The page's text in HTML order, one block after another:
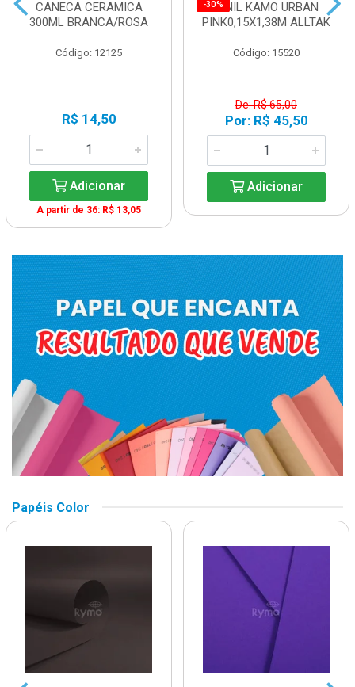
CANECA CERAMICA
300ML BRANCA/ROSA
Código: 12125
R$ 14,50
Adicionar
A partir de 36: R$ 13,05
-30%VINIL KAMO URBAN
PINK0,15X1,38M ALLTAK
Código: 15520
De: R$ 65,00
Por: R$ 45,50
Adicionar
Papéis Color